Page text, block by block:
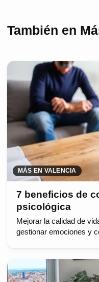
También en
MÁS EN VALENCIA
7 beneficios de
psicológica
Mejorar la calidad de
gestionar emociones y